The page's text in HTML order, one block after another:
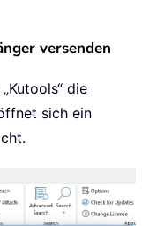
versenden
die
sich ein